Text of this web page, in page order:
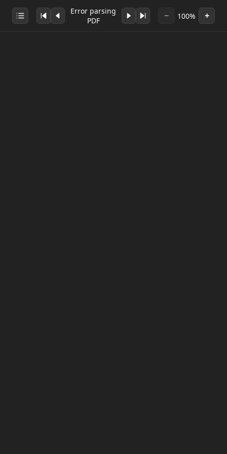
Error parsing
PDF
− 100% +